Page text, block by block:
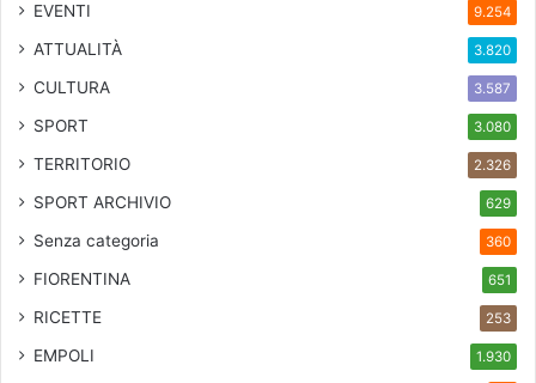
EVENTI 9.254
ATTUALITÀ 3.820
CULTURA 3.587
SPORT 3.080
TERRITORIO 2.326
SPORT ARCHIVIO 629
Senza categoria 360
FIORENTINA 651
RICETTE 253
EMPOLI 1.930